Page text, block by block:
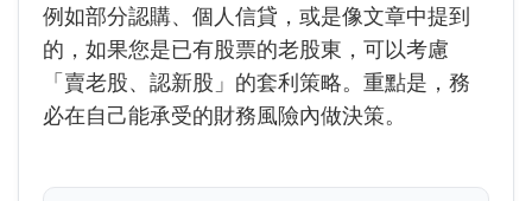
例如部分認購、個人信貸，或是像文章中提到
的，如果您是已有股票的老股東，可以考慮
「賣老股、認新股」的套利策略。重點是，務
必在自己能承受的財務風險內做決策。